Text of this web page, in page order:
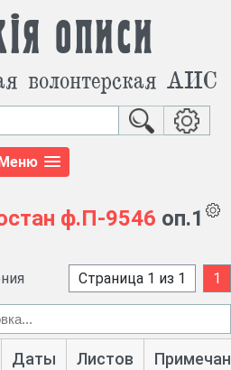
описи
волонтерская АИС
ф.П-9546 оп.1
Страница 1 из 1 1
Даты Листов